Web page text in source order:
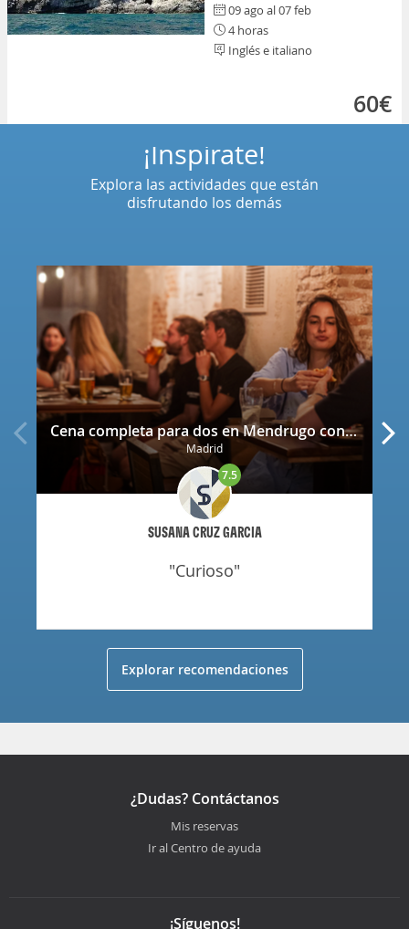
09 ago al 07 feb
4 horas
Inglés e italiano
60€
Cena completa para dos en Mendrugo con cerveza artesana incluida
Madrid
SUSANA CRUZ GARCIA
7.5
"curioso"
¡Inspírate!
Explora las actividades que están
disfrutando los demás
Explorar recomendaciones
¿Dudas? Contáctanos
Mis reservas
Ir al Centro de ayuda
¡Síguenos!